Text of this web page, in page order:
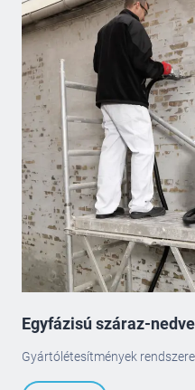
Egyfázisú száraz-
Gyártólétesítmények